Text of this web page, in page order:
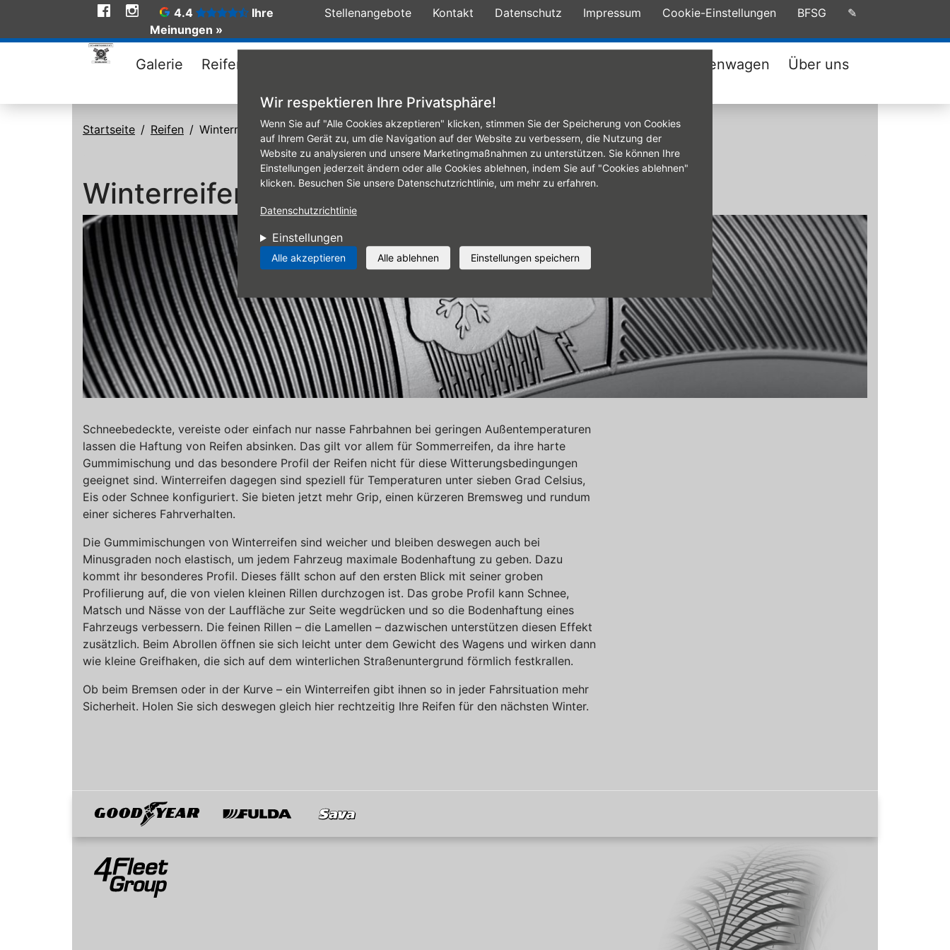
Wir respektieren Ihre Privatsphäre!
Wenn Sie auf "Alle Cookies akzeptieren" klicken, stimmen Sie der Speicherung von Cookies
auf Ihrem Gerät zu, um die Navigation auf der Website zu verbessern, die Nutzung der
Website zu analysieren und unsere Marketingmaßnahmen zu unterstützen. Sie können Ihre
Einstellungen jederzeit ändern oder alle Cookies ablehnen, indem Sie auf "Cookies ablehnen"
klicken. Besuchen Sie unsere Datenschutzrichtlinie, um mehr zu erfahren.
Datenschutzrichtlinie
Einstellungen
Alle akzeptieren Alle ablehnen Einstellungen speichern
Galerie Reifen Firmenwagen Über uns
Stellenangebote Kontakt Datenschutz Impressum Cookie-Einstellungen BFSG ✎
Social
Media
4.4
Ihre
Meinungen »
Startseite Reifen Winterreifen
Winterreifen
Schneebedeckte, vereiste oder einfach nur nasse Fahrbahnen bei geringen Außentemperaturen
lassen die Haftung von Reifen absinken. Das gilt vor allem für Sommerreifen, da ihre harte
Gummimischung und das besondere Profil der Reifen nicht für diese Witterungsbedingungen
geeignet sind. Winterreifen dagegen sind speziell für Temperaturen unter sieben Grad Celsius,
Eis oder Schnee konfiguriert. Sie bieten jetzt mehr Grip, einen kürzeren Bremsweg und rundum
einer sicheres Fahrverhalten.
Die Gummimischungen von Winterreifen sind weicher und bleiben deswegen auch bei
Minusgraden noch elastisch, um jedem Fahrzeug maximale Bodenhaftung zu geben. Dazu
kommt ihr besonderes Profil. Dieses fällt schon auf den ersten Blick mit seiner groben
Profilierung auf, die von vielen kleinen Rillen durchzogen ist. Das grobe Profil kann Schnee,
Matsch und Nässe von der Lauffläche zur Seite wegdrücken und so die Bodenhaftung eines
Fahrzeugs verbessern. Die feinen Rillen – die Lamellen – dazwischen unterstützen diesen Effekt
zusätzlich. Beim Abrollen öffnen sie sich leicht unter dem Gewicht des Wagens und wirken dann
wie kleine Greifhaken, die sich auf dem winterlichen Straßenuntergrund förmlich festkrallen.
Ob beim Bremsen oder in der Kurve – ein Winterreifen gibt ihnen so in jeder Fahrsituation mehr
Sicherheit. Holen Sie sich deswegen gleich hier rechtzeitig Ihre Reifen für den nächsten Winter.
Goodyear Fulda Sava
Mitglied von
4Fleet Group